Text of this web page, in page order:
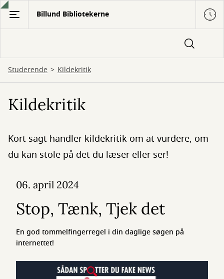
Gå
hovedindhold
Billund Bibliotekerne
Studerende Kildekritik
Kildekritik
Kort sagt handler kildekritik om at vurdere, om
du kan stole på det du læser eller ser!
06. april 2024
Stop, Tænk, Tjek det
En god tommelfingerregel i din daglige søgen på
internettet!